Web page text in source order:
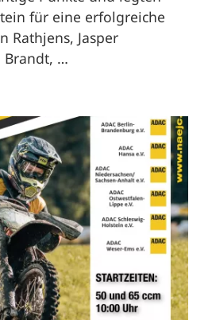
für eine erfolgreiche
Rathjens, Jasper
Brandt, …